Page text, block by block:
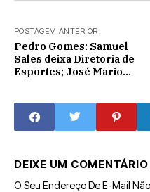
POSTAGEM ANTERIOR
Pedro Gomes: Samuel
Sales deixa Diretoria de
Esportes; José Mario
DEIXE UM COMENTÁRIO
O Seu Endereço De E-Mail